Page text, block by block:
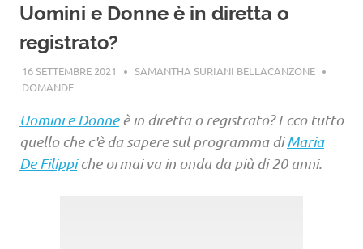
Uomini e Donne è in diretta o
registrato?
16 SETTEMBRE 2021
SAMANTHA SURIANI BELLACANZONE
DOMANDE
Uomini e Donneè in diretta o registrato? Ecco tutto
quello che c'è da sapere sul programma diMaria
De Filippiche ormai va in onda da più di 20 anni.